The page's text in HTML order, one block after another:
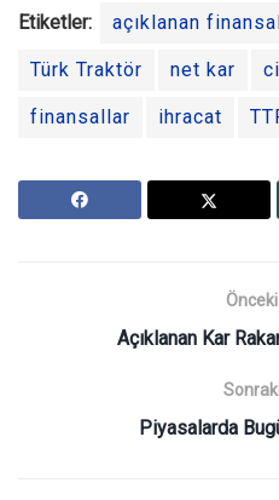
Etiketler: açıklanan
Türk Traktör net kar
finansallar ihracat
Açıklanan Kar
Piyasalarda